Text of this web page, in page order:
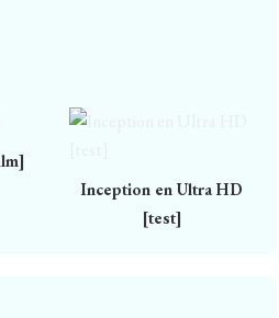
Inception en Ultra HD
[test]